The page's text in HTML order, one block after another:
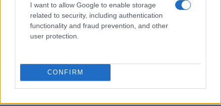
I want to allow Google to enable storage
related to security, including authentication
functionality and fraud prevention, and other
user protection.
CONFIRM
Petróleo Brent cai 8.3% e arrasta commodities em agosto de